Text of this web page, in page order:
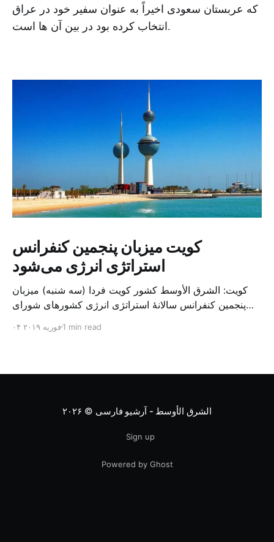
که عربستان سعودی اخیراً به عنوان سفیر خود در عراق
انتخاب کرده بود در بین آن ها است.
کویت میزبان پنجمین کنفرانس
استراتژی انرژی می‌شود
کویت: الشرق الأوسط کشور کویت فردا (سه شنبه) میزبان
پنجمین کنفرانس سالانهٔ استراتژی انرژی کشورهای شورای
متخصص از شرکت‌های جهانی نفت و گاز در این کنفرانس
۰۴ فوریه ۲۰۱۹1 min read
الشرق الأوسط - آرشیو فارسی © ۲۰۲۶
Sign up
Powered by Ghost